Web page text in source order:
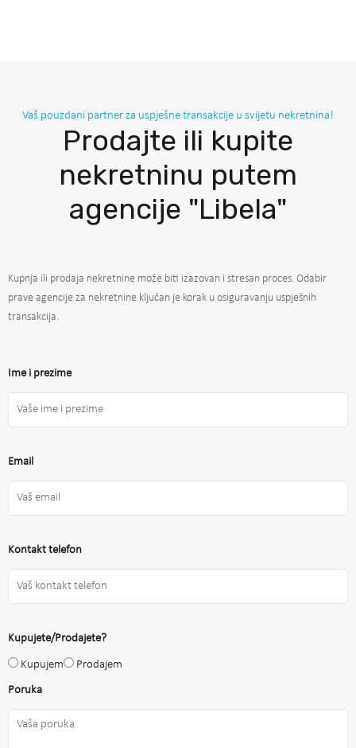
Vaš pouzdani partner za uspješne transakcije u svijetu nekretnina!
Prodajte ili kupite
nekretninu putem
agencije "Libela"
Kupnja ili prodaja nekretnine može biti izazovan i stresan proces. Odabir
prave agencije za nekretnine ključan je korak u osiguravanju uspješnih
transakcija.
Ime i prezime
Email
Kontakt telefon
Kupujete/Prodajete?
Kupujem Prodajem
Poruka